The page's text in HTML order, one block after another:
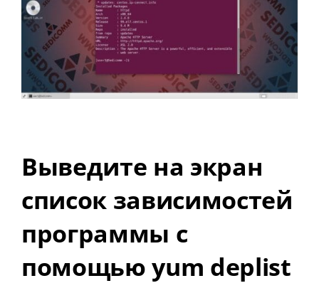
Выведите на экран
список зависимостей
программы с
помощью yum deplist